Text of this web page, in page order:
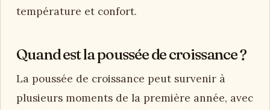
température et confort.
Quand est la poussée de croissance ?
La poussée de croissance peut survenir à
plusieurs moments de la première année, avec